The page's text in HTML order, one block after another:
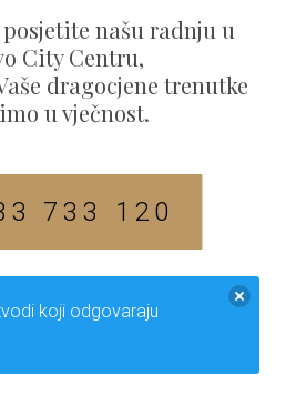
našu radnju u
City Centru,
dragocjene trenutke
u vječnost.
733 120
koji odgovaraju